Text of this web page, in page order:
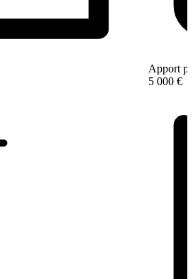
Apport
5 000 €